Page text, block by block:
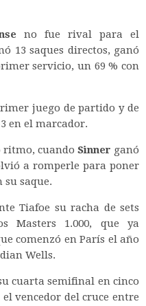
no fue rival para el
13 saques directos, ganó
servicio, un 69 % con
juego de partido y de
en el marcador.
ritmo, cuando Sinner ganó
a romperle para poner
su saque.
Tiafoe su racha de sets
Masters 1.000, que ya
comenzó en París el año
Wells.
cuarta semifinal en cinco
vencedor del cruce entre